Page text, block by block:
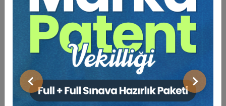
Önceki Sonraki
Video Eğitim Abonesi Ol: Sadece 5490 TL / Yıllık